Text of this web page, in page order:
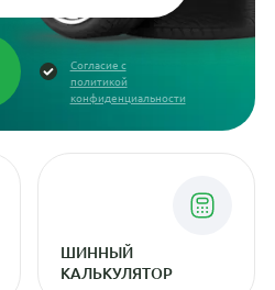
Согласие с
политикой
конфиденциальности
ШИННЫЙ
КАЛЬКУЛЯТОР